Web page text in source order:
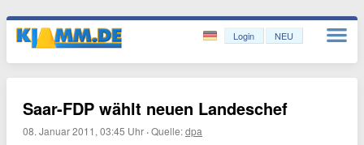
Login NEU
Saar-FDP wählt neuen Landeschef
08. Januar 2011, 03:45 Uhr ·Quelle:dpa